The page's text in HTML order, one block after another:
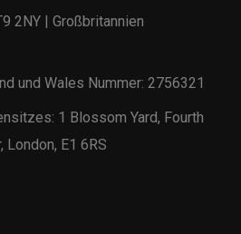
2NY | Großbritannien
und Wales Nummer: 2756321
1 Blossom Yard, Fourth
London, E1 6RS